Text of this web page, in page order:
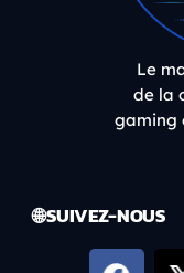
Le
de la
gaming
🌐 SUIVEZ-NOUS